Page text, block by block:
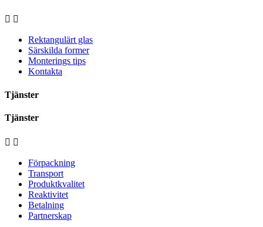
 
Rektangulärt glas
Särskilda former
Monterings tips
Kontakta
Tjänster
Tjänster
 
Förpackning
Transport
Produktkvalitet
Reaktivitet
Betalning
Partnerskap